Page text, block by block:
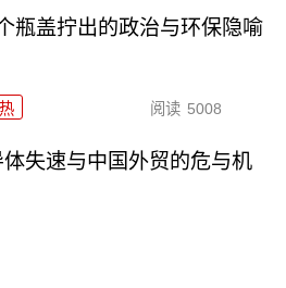
瓶盖拧出的政治与环保隐喻
阅读 5008
失速与中国外贸的危与机